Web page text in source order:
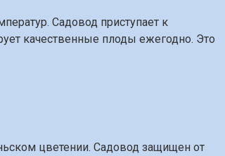
Садовод приступает к
качественные плоды ежегодно. Это
цветении. Садовод защищен от